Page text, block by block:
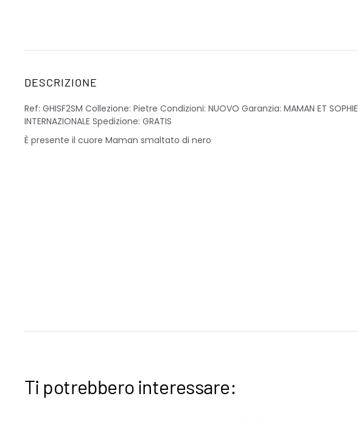
DESCRIZIONE
Ref: GHISF2SM Collezione: Pietre Condizioni: NUOVO Garanzia: MAMAN ET SOPHIE
INTERNAZIONALE Spedizione: GRATIS
È presente il cuore Maman smaltato di nero
Ti potrebbero interessare: